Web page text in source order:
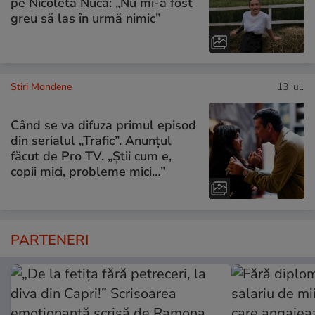
greu să las în urmă nimic”
Stiri Mondene 13 iul.
Când se va difuza primul episod
din serialul „Trafic”. Anunțul
făcut de Pro TV. „Știi cum e,
copii mici, probleme mici…”
PARTENERI